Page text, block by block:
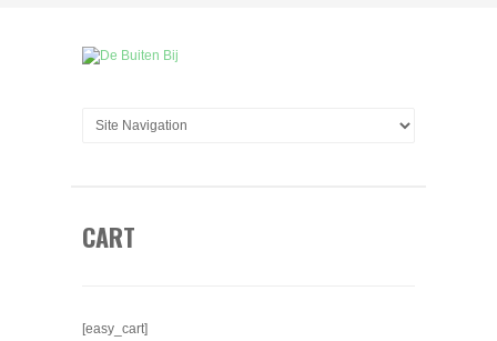
CART
[easy_cart]